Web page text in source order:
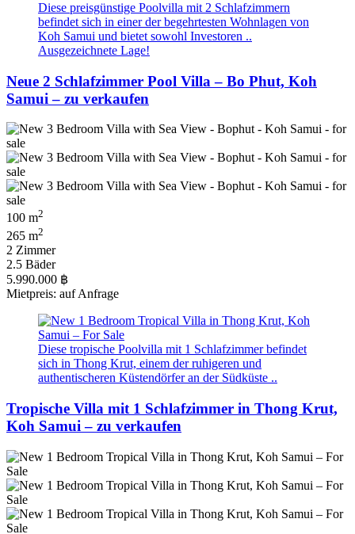
Diese preisgünstige Poolvilla mit 2 Schlafzimmern
befindet sich in einer der begehrtesten Wohnlagen von
Koh Samui und bietet sowohl Investoren ..
Ausgezeichnete Lage!
Neue 2 Schlafzimmer Pool Villa – Bo Phut, Koh
Samui – zu verkaufen
100 m2
265 m2
2 Zimmer
2.5 Bäder
5.990.000 ฿
Mietpreis: auf Anfrage
Diese tropische Poolvilla mit 1 Schlafzimmer befindet
sich in Thong Krut, einem der ruhigeren und
authentischeren Küstendörfer an der Südküste ..
Tropische Villa mit 1 Schlafzimmer in Thong Krut,
Koh Samui – zu verkaufen